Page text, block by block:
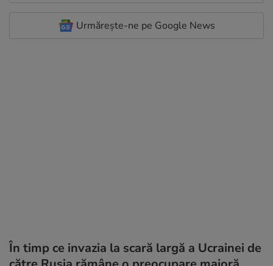
Urmărește-ne pe Google News
În timp ce invazia la scară largă a Ucrainei de